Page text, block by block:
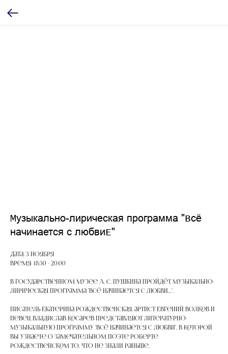
Музыкально-лирическая программа "Всё
начинается с любви…"
Дата: 3 ноября
Время: 18:30 - 20:00
В Государственном музее А. С. Пушкина пройдёт музыкально-
лирическая программа "Всё начинается с любви…".
Писатель Екатерина Рождественская, артист Евгений Волков и
певец Владислав Косарев представляют литературно-
музыкальную программу "Всё начинается с любви", в которой
вы узнаете о замечательном поэте Роберте
Рождественском то, что не знали раньше.